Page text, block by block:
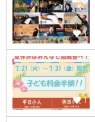
1
1